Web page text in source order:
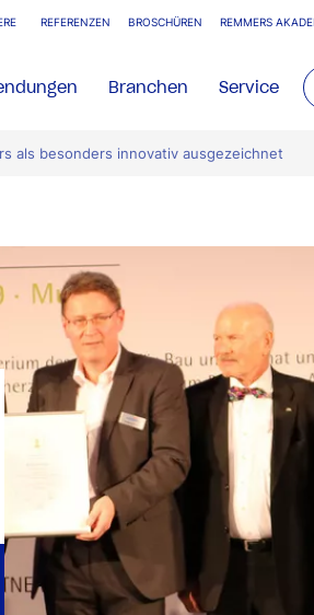
REFERENZEN BROSCHÜREN REMMERS
Branchen Service
als besonders innovativ ausgezeichnet